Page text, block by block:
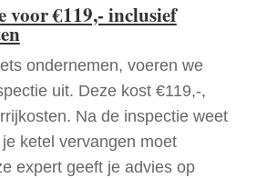
voor €119,- inclusief
ondernemen, voeren we
uit. Deze kost €119,-,
Na de inspectie weet
ketel vervangen moet
expert geeft je advies op